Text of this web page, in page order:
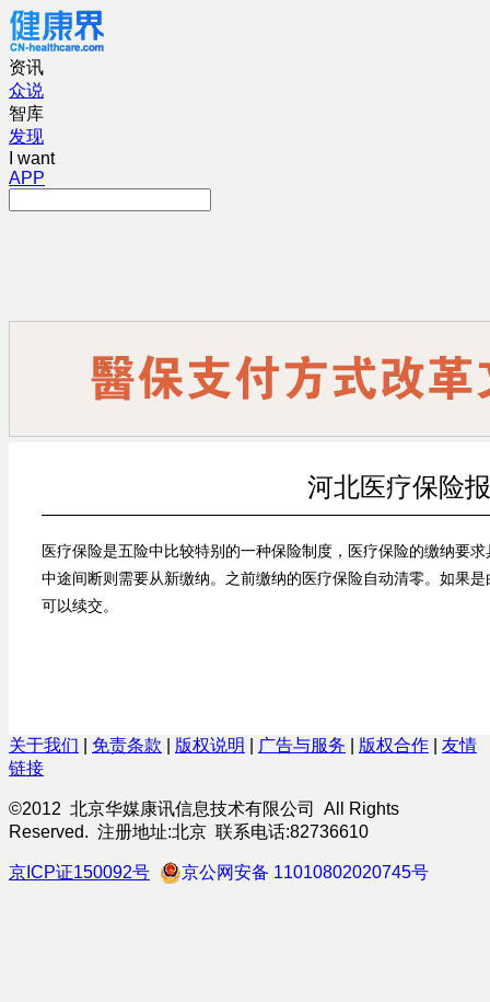
资讯
众说
智库
发现
I want
APP
河北医疗保险
医疗保险是五险中比较特别的一种保险制度，医疗保险的缴纳要
中途间断则需要从新缴纳。之前缴纳的医疗保险自动清零。如果
可以续交。
关于我们 免责条款 版权说明 广告与服务 版权合作
友情
链接
©2012 北京华媒康讯信息技术有限公司 All Rights
Reserved. 注册地址:北京 联系电话:82736610
京ICP证150092号 京公网安备 11010802020745号